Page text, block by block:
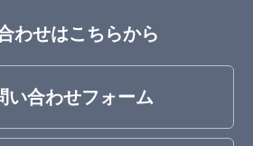
わせはこちらから
い合わせフォーム